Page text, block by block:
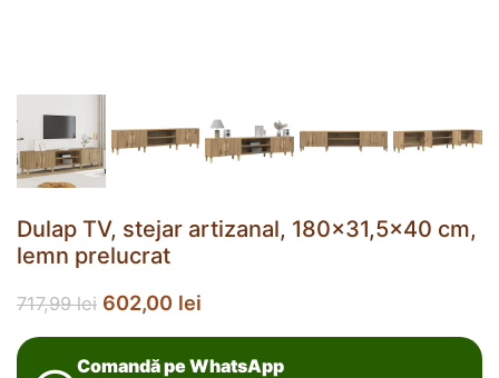
Dulap TV, stejar artizanal, 180×31,5×40 cm,
lemn prelucrat
717,99lei 602,00 lei
Comandă pe WhatsApp